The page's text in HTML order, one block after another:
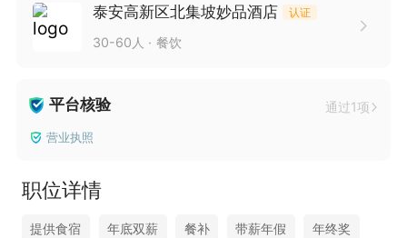
泰安高新区北集坡妙品酒店 认证
30-60人 餐饮
平台核验 通过1项
营业执照
职位详情
提供食宿 年底双薪 餐补 带薪年假 年终奖